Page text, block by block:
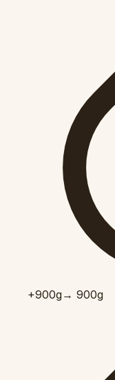
+900g→ 900g